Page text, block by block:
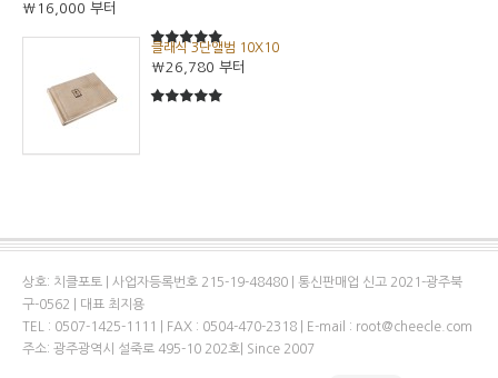
55중에서
₩16,000 부터
클래식 3단앨범 10X10
₩26,780 부터
상호: 치클포토 | 사업자등록번호 215-19-48480 | 통신판매업 신고 2021-광주북
구-0562 | 대표 최지용
TEL : 0507-1425-1111 | FAX : 0504-470-2318 | E-mail : root@cheecle.com
주소: 광주광역시 설죽로 495-10 202호| Since 2007